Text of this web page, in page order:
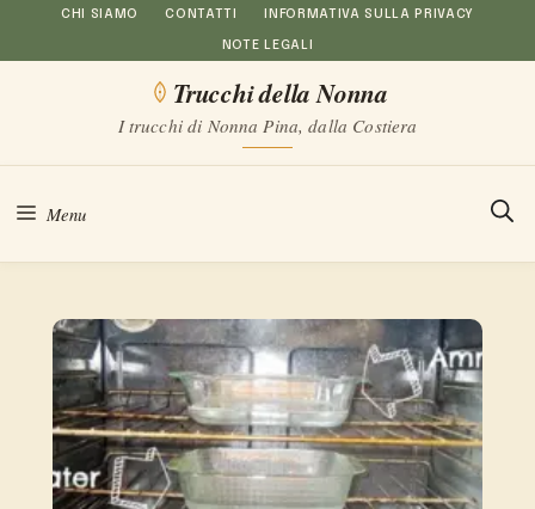
al
CHI SIAMO CONTATTI INFORMATIVA SULLA PRIVACY
NOTE LEGALI
Trucchi della Nonna
I trucchi di Nonna Pina, dalla Costiera
Menu